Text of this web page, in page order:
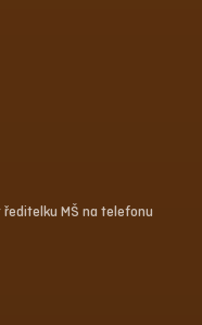
MŠ na telefonu